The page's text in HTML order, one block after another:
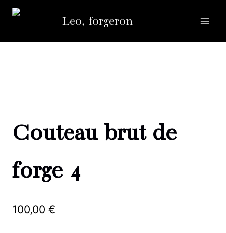
Aller
Leo, forgeron
Couteau brut de
forge 4
100,00 €